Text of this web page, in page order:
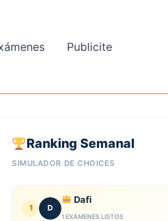
Publicite
Ranking Semanal
SIMULADOR DE CHOICES
1 D
Dafi
1 EXÁMENES LISTOS